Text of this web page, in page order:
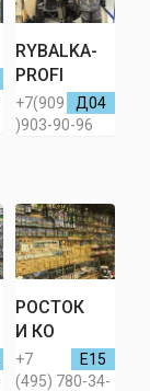
RYBALKA-
PROFI
Д04
+7(909
)903-90-96
РОСТОК
И КО
Е15
+7
(495) 780-34-